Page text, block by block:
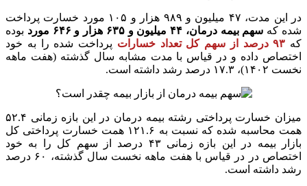
در این مدت، ۴۷ میلیون و ۹۸۹ هزار و ۱۰۵ مورد خسارت پرداخت
شده که سهم بیمه درمان، ۴۴ میلیون و ۶۳۵ هزار و ۶۴۶ مورد
بوده
که ۹۳ درصد از سهم کل تعداد خسارات
پرداخت شده را به خود
اختصاص داده و در قیاس با مدت مشابه سال گذشته (هفت ماهه
نخست ۱۴۰۲)، ۱۷.۳ درصد رشد داشته است.
میزان خسارت پرداختی رشته بیمه درمان در این بازه زمانی ۵۲.۴
همت محاسبه شده که نسبت به ۱۲۱.۶ همت خسارت پرداختی کل
بازار بیمه در این بازه زمانی ۴۳ درصد از سهم کل را به خود
اختصاص در در قیاس با هفت ماهه نخست سال گذشته، ۶۰ درصد
رشد داشته است.